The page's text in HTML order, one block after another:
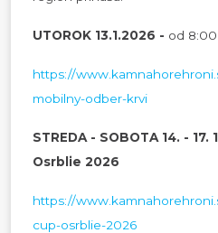
UTOROK 13.1.2026 - od
https://
mobilny-odber-krvi
STREDA - SOBOTA 14. - 17.
Osrblie 2026
https://
cup-osrblie-2026